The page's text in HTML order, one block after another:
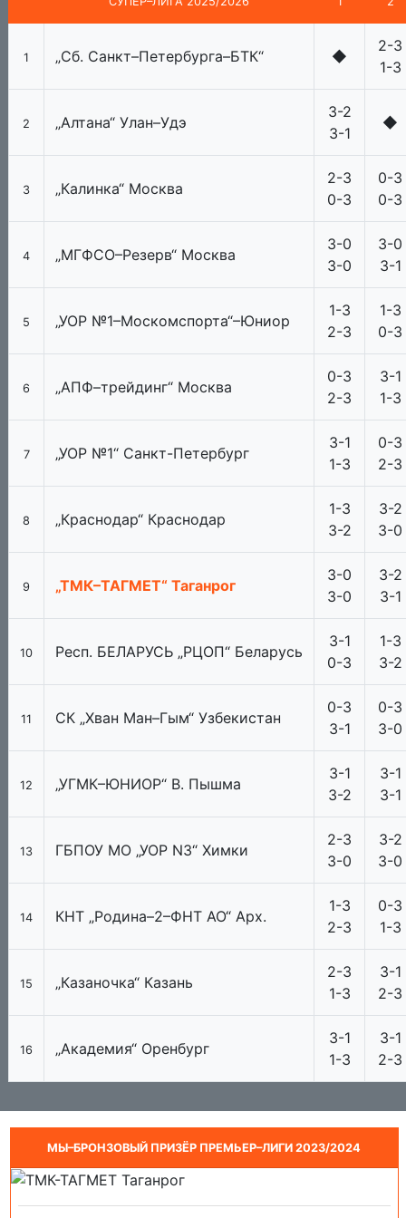
1 „Сб. Санкт–Петербурга–БТК“ ◆
2-3
1-3
2 „Алтана“ Улан–Удэ
3-2
3-1
◆
3 „Калинка“ Москва
2-3
0-3
0-3
0-3
4 „МГФСО–Резерв“ Москва
3-0
3-0
3-0
3-1
5 „УОР №1–Москомспорта“–Юниор
1-3
2-3
1-3
0-3
6 „АПФ–трейдинг“ Москва
0-3
2-3
3-1
1-3
7 „УОР №1“ Санкт-Петербург
3-1
1-3
0-3
2-3
8 „Краснодар“ Краснодар
1-3
3-2
3-2
3-0
9 „ТМК–ТАГМЕТ“ Таганрог
3-0
3-0
3-2
3-1
10 Респ. БЕЛАРУСЬ „РЦОП“ Беларусь
3-1
0-3
1-3
3-2
11 СК „Хван Ман–Гым“ Узбекистан
0-3
3-1
0-3
3-0
12 „УГМК–ЮНИОР“ В. Пышма
3-1
3-2
3-1
3-1
13 ГБПОУ МО „УОР N3“ Химки
2-3
3-0
3-2
3-0
14 КНТ „Родина–2–ФНТ АО“ Арх.
1-3
2-3
0-3
1-3
15 „Казаночка“ Казань
2-3
1-3
3-1
2-3
16 „Академия“ Оренбург
3-1
1-3
3-1
2-3
МЫ–БРОНЗОВЫЙ ПРИЗЁР ПРЕМЬЕР–ЛИГИ 2023/2024